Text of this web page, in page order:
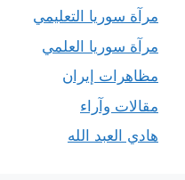
مرآة سوريا التعليمي
مرآة سوريا العلمي
مظاهرات إيران
مقالات وآراء
هادي العبد الله